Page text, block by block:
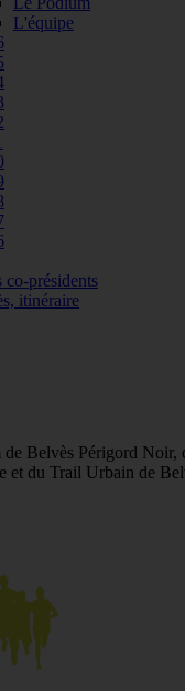
L'équipe
co-présidents
itinéraire
Belvès Périgord Noir,
et du Trail Urbain de